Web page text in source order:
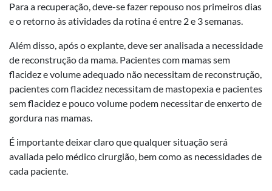
Para a recuperação, deve-se fazer repouso nos primeiros dias
e o retorno às atividades da rotina é entre 2 e 3 semanas.
Além disso, após o explante, deve ser analisada a necessidade
de reconstrução da mama. Pacientes com mamas sem
flacidez e volume adequado não necessitam de reconstrução,
pacientes com flacidez necessitam de mastopexia e pacientes
sem flacidez e pouco volume podem necessitar de enxerto de
gordura nas mamas.
É importante deixar claro que qualquer situação será
avaliada pelo médico cirurgião, bem como as necessidades de
cada paciente.